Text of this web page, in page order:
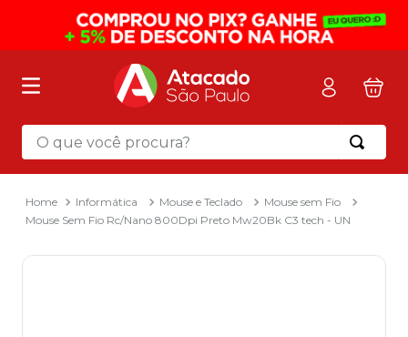
O que você procura?
Informática Mouse e Teclado
Mouse sem Fio
Mouse Sem Fio Rc/Nano 800Dpi Preto Mw20Bk C3 tech - UN
Termos mais buscados
mochila
2º sacola
3º papel toalha